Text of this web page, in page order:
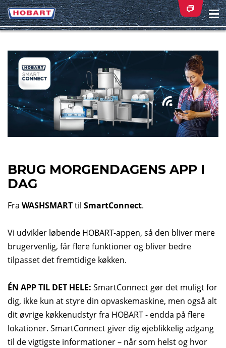
BRUG MORGENDAGENS APP I
DAG
Fra WASHSMARTtil SmartConnect.
Vi udvikler løbende HOBART-appen, så den bliver mere
brugervenlig, får flere funktioner og bliver bedre
tilpasset det fremtidige køkken.
ÉN APP TIL DET HELE: SmartConnect gør det muligt for
dig, ikke kun at styre din opvaskemaskine, men også alt
dit øvrige køkkenudstyr fra HOBART - endda på flere
lokationer. SmartConnect giver dig øjeblikkelig adgang
til de vigtigste informationer – når som helst og hvor